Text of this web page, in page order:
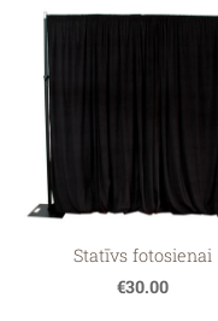
Statīvs fotosienai
€30.00